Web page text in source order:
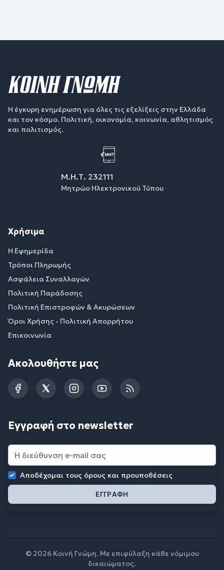
Η έγκυρη ενημέρωση για όλες τις εξελίξεις στην Ελλάδα
και τον κόσμο. Πολιτική, οικονομία, κοινωνία, αθλητισμός
και πολιτισμός.
Μ.Η.Τ. 232111
Μητρώο Ηλεκτρονικού Τύπου
Χρήσιμα
Η Εφημερίδα
Τρόποι Πληρωμής
Ασφάλεια Συναλλαγών
Πολιτική Παράδοσης
Πολιτική Επιστροφών & Ακυρώσεων
Όροι Χρήσης - Πολιτική Απορρήτου
Επικοινωνία
Ακολουθήστε μας
FacebookTwitterInstagramYouTubeRSS
Εγγραφή στο newsletter
Αποδέχομαι τους όρους και προυποθέσεις
© 2026 Κοινή Γνώμη. Με επιφύλαξη κάθε νόμιμου
δικαιώματος.